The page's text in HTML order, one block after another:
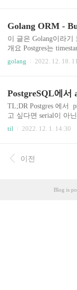
의 조합은 unique 해야
E TABLE my_table (
ser_id int NOTNULL..
이 글은 Golang이라기
개요 Postgres는
베이스 타입을 제공한
과 bun 패키지를 이용
버 내부에 설정되어
장이 된다. 나의 선택
UTC 타임으로 저장
에 Postgres 설치하기
golang 2022. 12. 18.
TL;DR Postgres 에서
고 싶다면 serial이 아
용 Postgres 에서 table
Postgres 에서 "auto-
며, SQL 스탠다드가
til 2022. 12. 1. 14:30
이전
Blog is